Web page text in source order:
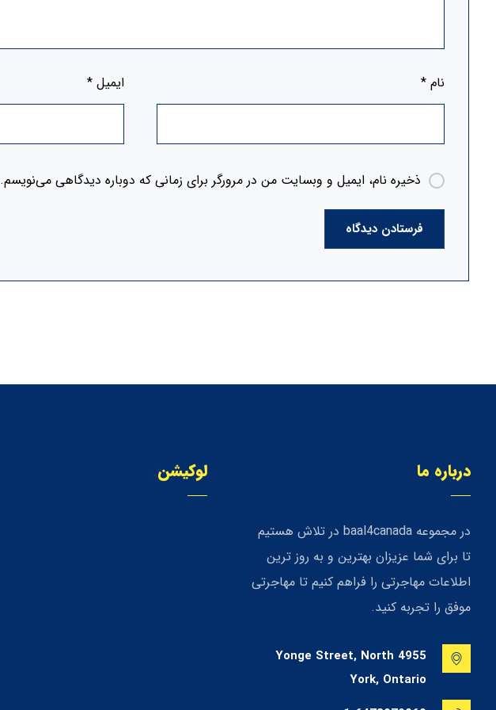
نام * ایمیل *
ذخیره نام، ایمیل و وبسایت من در مرورگر برای زمانی که دوباره دیدگاهی می‌نویسم.
فرستادن دیدگاه
درباره ما
در مجموعه baal4canada در تلاش هستیم
تا برای شما عزیزان بهترین و به روز ترین
اطلاعات مهاجرتی را فراهم کنیم تا مهاجرتی
موفق را تجربه کنید.
4955 Yonge Street, North
York, Ontario
لوکیشن